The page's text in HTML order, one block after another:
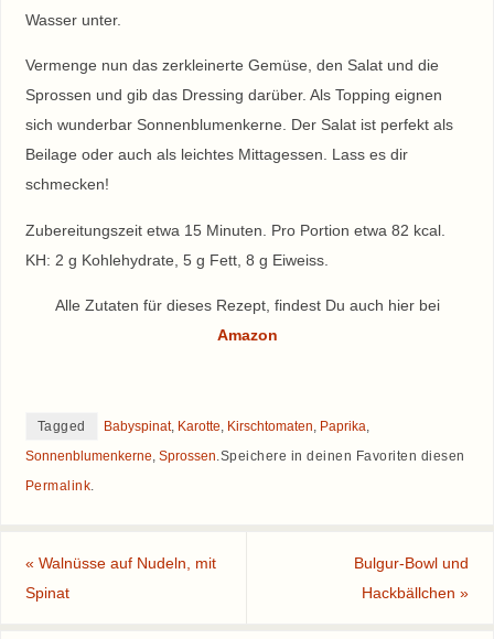
Wasser unter.
Vermenge nun das zerkleinerte Gemüse, den Salat und die
Sprossen und gib das Dressing darüber. Als Topping eignen
sich wunderbar Sonnenblumenkerne. Der Salat ist perfekt als
Beilage oder auch als leichtes Mittagessen. Lass es dir
schmecken!
Zubereitungszeit etwa 15 Minuten. Pro Portion etwa 82 kcal.
KH: 2 g Kohlehydrate, 5 g Fett, 8 g Eiweiss.
Alle Zutaten für dieses Rezept, findest Du auch hier bei
Amazon
Tagged Babyspinat, Karotte, Kirschtomaten, Paprika,
Sonnenblumenkerne, Sprossen.Speichere in deinen Favoriten diesen
Permalink.
« Walnüsse auf Nudeln, mit
Spinat
Bulgur-Bowl und
Hackbällchen»